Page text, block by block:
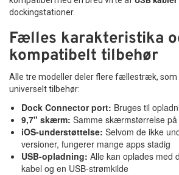
dockingstationer.
Fælles karakteristika
kompatibelt tilbehør
Alle tre modeller deler flere fællestræk, som
universelt tilbehør:
Dock Connector port: Bruges til
9,7" skærm: Samme skærmstørrelse
iOS-understøttelse: Selvom de ikke
versioner, fungerer mange apps stadig
USB-opladning: Alle kan oplades med
kabel og en USB-strømkilde